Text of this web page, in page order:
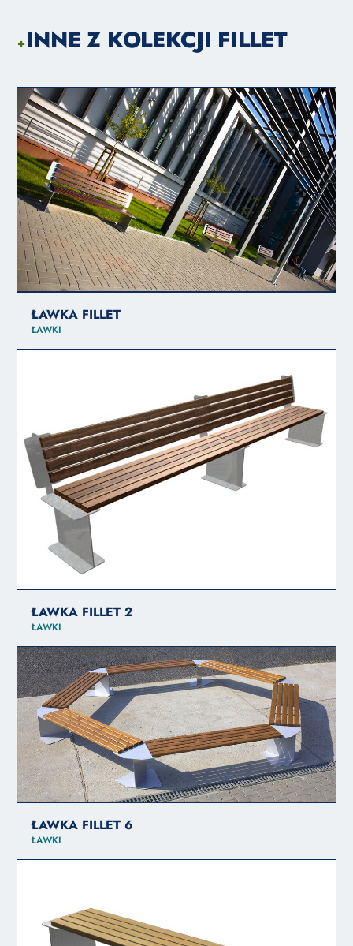
+INNE Z KOLEKCJI FILLET
ŁAWKA FILLET
ŁAWKI
ŁAWKA FILLET 2
ŁAWKI
ŁAWKA FILLET 6
ŁAWKI